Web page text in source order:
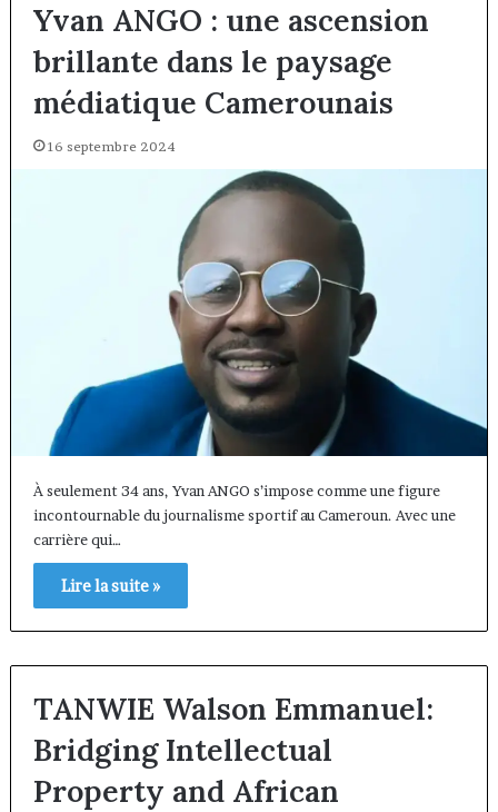
Yvan ANGO : une ascension
brillante dans le paysage
médiatique Camerounais
16 septembre 2024
À seulement 34 ans, Yvan ANGO s’impose comme une figure
incontournable du journalisme sportif au Cameroun. Avec une
carrière qui…
Lire la suite »
TANWIE Walson Emmanuel:
Bridging Intellectual
Property and African